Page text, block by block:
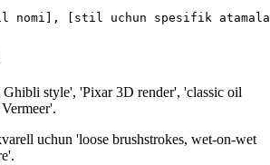
nomi], [stil uchun spesifik
style', 'Pixar 3D render', 'classic oil
uchun 'loose brushstrokes, wet-on-wet